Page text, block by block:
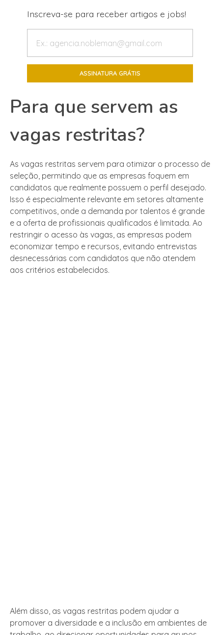
Inscreva-se para receber artigos e jobs!
Para que servem as
vagas restritas?
As vagas restritas servem para otimizar o processo de
seleção, permitindo que as empresas foquem em
candidatos que realmente possuem o perfil desejado.
Isso é especialmente relevante em setores altamente
competitivos, onde a demanda por talentos é grande
e a oferta de profissionais qualificados é limitada. Ao
restringir o acesso às vagas, as empresas podem
economizar tempo e recursos, evitando entrevistas
desnecessárias com candidatos que não atendem
aos critérios estabelecidos.
Além disso, as vagas restritas podem ajudar a
promover a diversidade e a inclusão em ambientes de